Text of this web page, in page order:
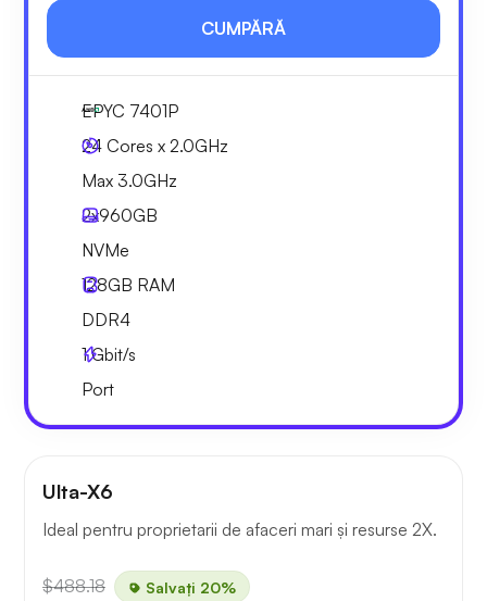
CUMPĂRĂ
EPYC 7401P
24 Cores x 2.0GHz
Max 3.0GHz
2x960GB
NVMe
128GB RAM
DDR4
1Gbit/s
Port
Ulta-X6
Ideal pentru proprietarii de afaceri mari și resurse 2X.
$488.18 Salvați 20%